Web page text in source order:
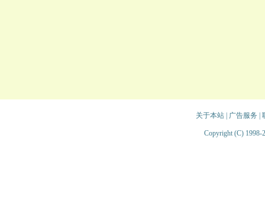
关于本站| 广告服务
Copyright (C) 1998-